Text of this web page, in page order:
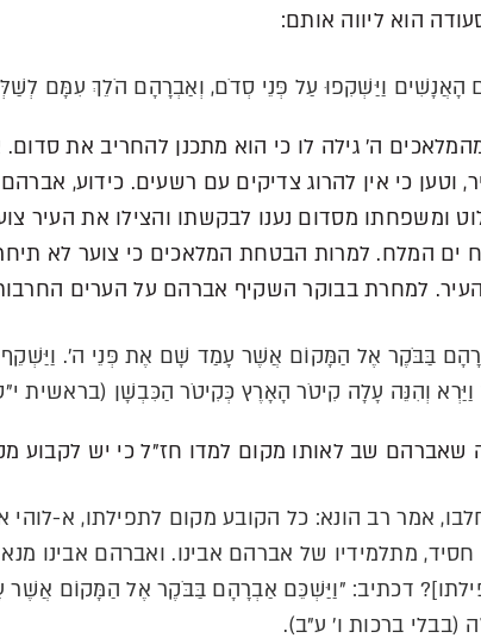
הוא ליווה אותם:
הָאֲנָשִׁים וַיַּשְׁקִפוּ עַל פְּנֵי סְדֹם, וְאַבְרָהָם הֹלֵךְ עִמָּם
ה' גילה לו כי הוא מתכנן להחריב את
וטען כי אין להרוג צדיקים עם רשעים. כידוע,
ומשפחתו מסדום נענו לבקשתו והצילו את העיר
ים המלח. למרות הבטחת המלאכים כי צוער לא
למחרת בבוקר השקיף אברהם על הערים
בַּבֹּקֶר אֶל הַמָּקוֹם אֲשֶׁר עָמַד שָׁם אֶת פְּנֵי ה'. וַיַּשְׁקֵף
וְהִנֵּה עָלָה קִיטֹר הָאָרֶץ כְּקִיטֹר הַכִּבְשָׁן (בראשית
שאברהם שב לאותו מקום למדו חז"ל כי יש לקבוע
אמר רב הונא: כל הקובע מקום לתפילתו, א-לוהי
חסיד, מתלמידיו של אברהם אבינו. ואברהם אבינו
דכתיב: "וַיַּשְׁכֵּם אַבְרָהָם בַּבֹּקֶר אֶל הַמָּקוֹם אֲשֶׁר
(בבלי ברכות ו' ע"ב).